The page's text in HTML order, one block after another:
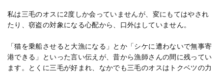
私は三毛のオスに2度しか会っていませんが、変にもてはやされ
たり、窃盗の対象になる心配から、口外はしていません。
「猫を乗船させると大漁になる」とか「シケに遭わないで無事寄
港できる」といった言い伝えが、昔から漁師さんの間に残ってい
ます。とくに三毛が好まれ、なかでも三毛のオスはトクベツの力